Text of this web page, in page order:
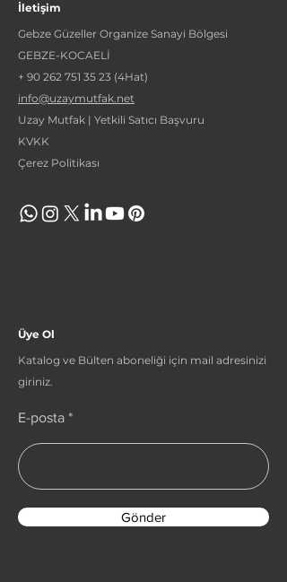
İletişim
Gebze Güzeller Organize Sanayi Bölgesi
GEBZE-KOCAELİ
+ 90 262 751 35 23 (4Hat)
info@uzaymutfak.net
Uzay Mutfak | Yetkili Satıcı Başvuru
KVKK
Çerez Politikası
Üye Ol
Katalog ve Bülten aboneliği için mail adresinizi
giriniz.
E-posta
Gönder